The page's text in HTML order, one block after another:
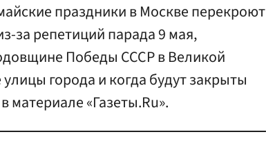
праздники в Москве перекроют
за репетиций парада 9 мая,
Победы СССР в Великой
города и когда будут закрыты
«Газеты.Ru».